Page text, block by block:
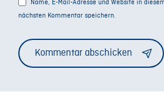
Name, E-Mail-Adresse und Website in
nächsten Kommentar speichern.